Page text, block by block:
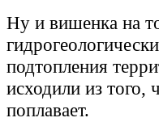
Ну и вишенка на
подтопления
исходили из того,
поплавает.